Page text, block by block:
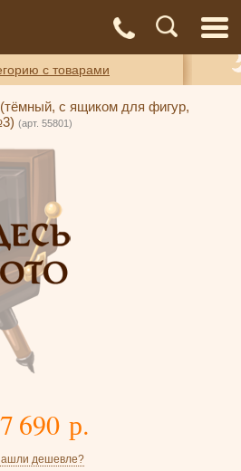
и оплата
с товарами
с ящиком для фигур,
(арт. 55801)
690 р.
дешевле?